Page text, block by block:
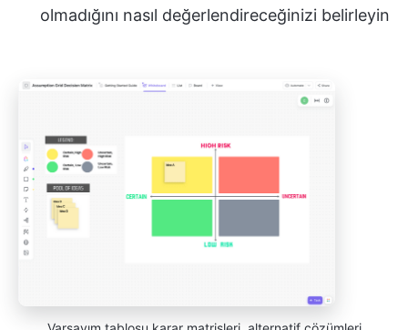
olmadığını nasıl değerlendireceğinizi belirleyin